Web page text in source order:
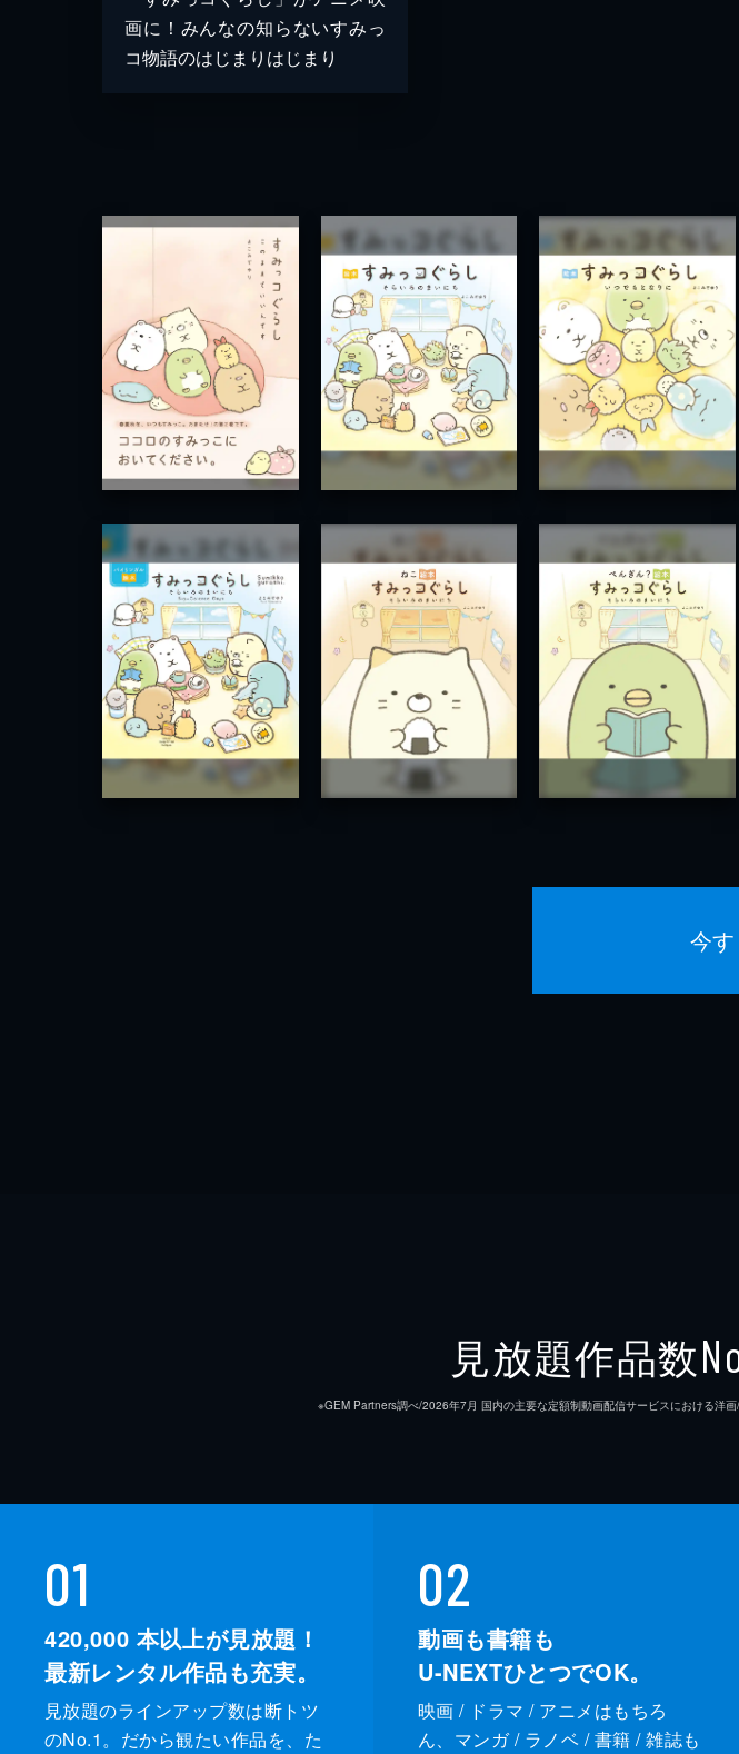
画に！みんなの知らないすみっ
コ物語のはじまりはじまり
今
見放題作品数
※GEM Partners調べ/2026年7⽉ 国内の主要な定額制動画配信サービスにおける洋
01
420,000 本以上が見放題！
最新レンタル作品も充実。
見放題のラインアップ数は断トツ
のNo.1。だから観たい作品を、た
02
動画も書籍も
U-NEXTひとつでOK。
映画 / ドラマ / アニメはもちろ
ん、マンガ / ラノベ / 書籍 / 雑誌も